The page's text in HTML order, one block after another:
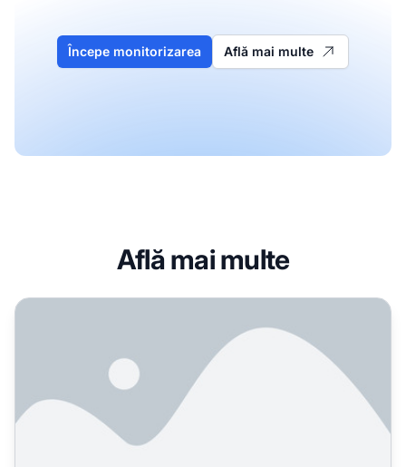
Începe monitorizarea Află mai multe
Află mai multe
Ce este exact GEO (Generative Engine Optimization)?